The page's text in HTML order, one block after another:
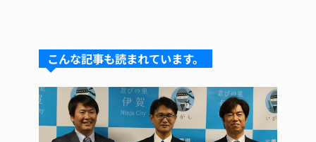
s
k
y
a
d
s
e
b
o
o
e
st
こんな記事も読まれています。